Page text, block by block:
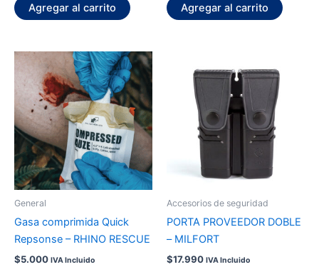
Agregar al carrito Agregar al carrito
General
Gasa comprimida Quick
Repsonse – RHINO RESCUE
$5.000 IVA Incluido
Accesorios de seguridad
PORTA PROVEEDOR DOBLE
– MILFORT
$17.990 IVA Incluido